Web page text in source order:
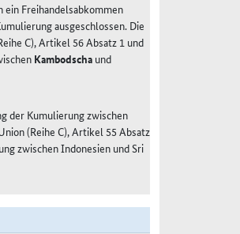
Freihandelsabkommen
ausgeschlossen. Die
C), Artikel 56 Absatz 1 und
Kambodscha und
der Kumulierung zwischen
(Reihe C), Artikel 55 Absatz
zwischen Indonesien und Sri